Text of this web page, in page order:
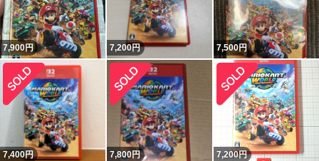
7,900円 7,200円 7,500円
7,400円 7,800円 7,200円